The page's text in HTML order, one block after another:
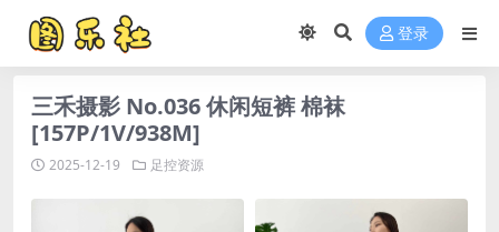
登录
三禾摄影 No.036 休闲短裤 棉袜
[157P/1V/938M]
2025-12-19 足控资源